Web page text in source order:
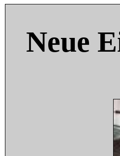
Neue